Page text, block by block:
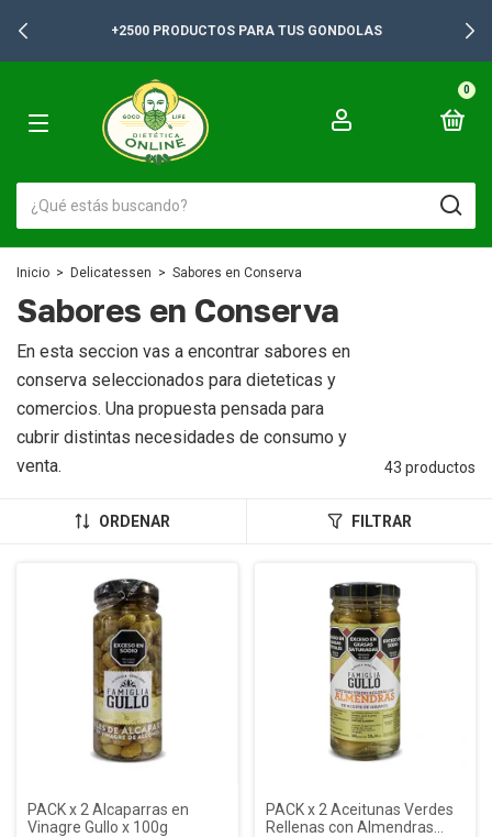
+2500 PRODUCTOS PARA TUS GONDOLAS
0
Inicio > Delicatessen > Sabores en Conserva
Sabores en Conserva
En esta seccion vas a encontrar sabores en
conserva seleccionados para dieteticas y
comercios. Una propuesta pensada para
cubrir distintas necesidades de consumo y
venta.
43 productos
ORDENAR FILTRAR
PACK x 2 Alcaparras en
Vinagre Gullo x 100g
PACK x 2 Aceitunas Verdes
Rellenas con Almendras